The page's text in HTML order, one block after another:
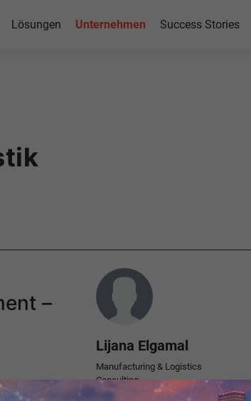
Lösungen Unternehmen Success Stories
–
Author
Lijana Elgamal
Manufacturing & Logistics
Consulting